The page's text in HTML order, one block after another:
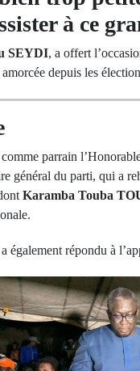
à ce
SEYDI, a offert
depuis les
parrain
général du parti, qui a
Karamba Touba
a également répondu à